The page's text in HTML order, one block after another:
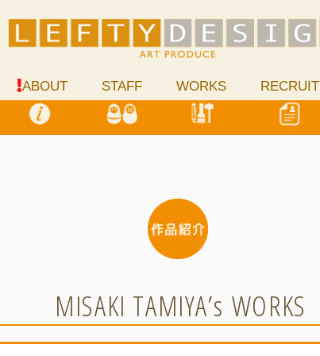
ABOUT STAFF WORKS RECRUIT
MISAKI TAMIYA’s WORKS